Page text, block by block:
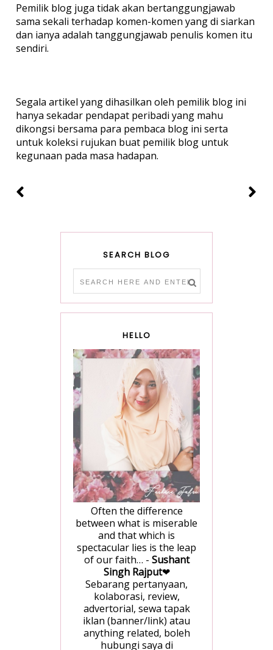
Pemilik blog juga tidak akan bertanggungjawab
sama sekali terhadap komen-komen yang di siarkan
dan ianya adalah tanggungjawab penulis komen itu
sendiri.
Segala artikel yang dihasilkan oleh pemilik blog ini
hanya sekadar pendapat peribadi yang mahu
dikongsi bersama para pembaca blog ini serta
untuk koleksi rujukan buat pemilik blog untuk
kegunaan pada masa hadapan.
SEARCH BLOG
HELLO
Often the difference
between what is miserable
and that which is
spectacular lies is the leap
of our faith… - Sushant
Singh Rajput❤
Sebarang pertanyaan,
kolaborasi, review,
advertorial, sewa tapak
iklan (banner/link) atau
anything related, boleh
hubungi saya di